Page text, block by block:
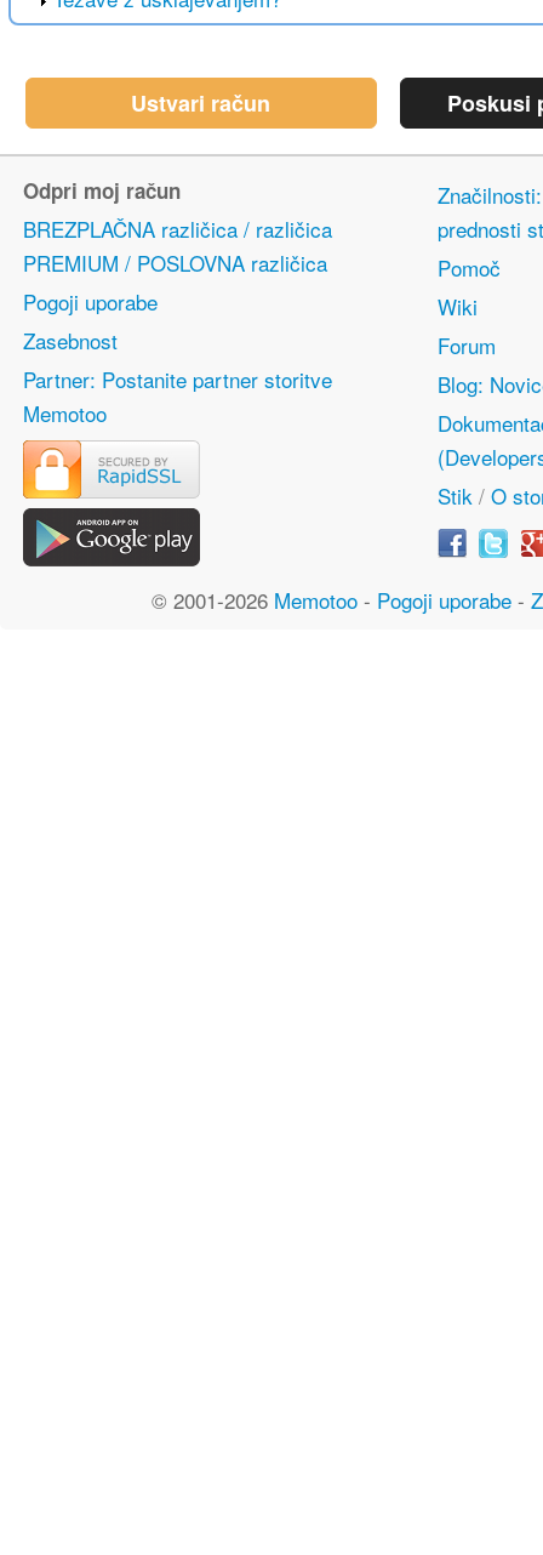
Ustvari račun Poskusi
Odpri moj račun
BREZPLAČNA različica / različica
PREMIUM / POSLOVNA različica
Pogoji uporabe
Zasebnost
Partner: Postanite partner storitve
Memotoo
prednosti
Pomoč
Wiki
Forum
Blog:
Stik / O
© 2001-2026 Memotoo- Pogoji uporabe-